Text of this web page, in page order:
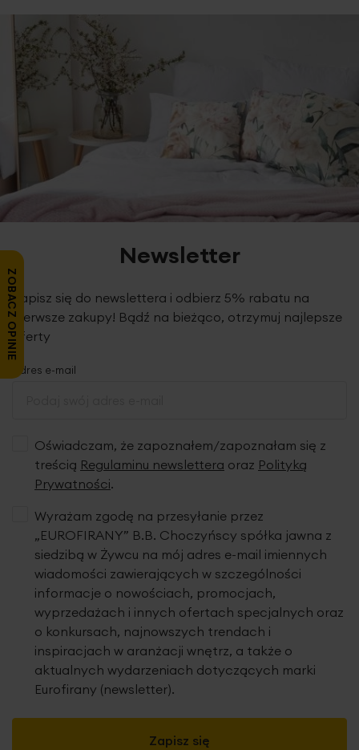
Newsletter
Zapisz się do newslettera i odbierz 5% rabatu na
pierwsze zakupy! Bądź na bieżąco, otrzymuj najlepsze
oferty
Adres e-mail
Oświadczam, że zapoznałem/zapoznałam się z
treścią Regulaminu newslettera oraz Polityką
Prywatności.
Zapisz się
Wyrażam zgodę na przesyłanie przez
„EUROFIRANY” B.B. Choczyńscy spółka jawna z
siedzibą w Żywcu na mój adres e-mail imiennych
wiadomości zawierających w szczególności
informacje o nowościach, promocjach,
wyprzedażach i innych ofertach specjalnych oraz
o konkursach, najnowszych trendach i
inspiracjach w aranżacji wnętrz, a także o
aktualnych wydarzeniach dotyczących marki
Eurofirany (newsletter).
ZOBACZ OPINIE